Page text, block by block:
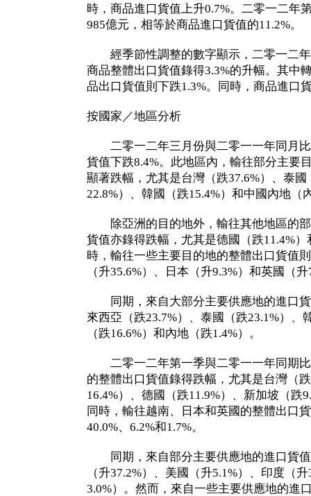
時，商品進口貨值上升0.7%。二零一二年
985億元，相等於商品進口貨值的11.2%。
經季節性調整的數字顯示，二零一二年
商品整體出口貨值錄得3.3%的升幅。其中
品出口貨值則下跌1.3%。同時，商品進口
按國家／地區分析
二零一二年三月份與二零一一年同月比
貨值下跌8.4%。此地區內，輸往部分主要
顯著跌幅，尤其是台灣（跌37.6%）、泰
22.8%）、韓國（跌15.4%）和中國內地（
除亞洲的目的地外，輸往其他地區的部
貨值亦錄得跌幅，尤其是德國（跌11.4%
時，輸往一些主要目的地的整體出口貨值
（升35.6%）、日本（升9.3%）和英國（
同期，來自大部分主要供應地的進口貨
來西亞（跌23.7%）、泰國（跌23.1%）、
（跌16.6%）和內地（跌1.4%）。
二零一二年第一季與二零一一年同期比
的整體出口貨值錄得跌幅，尤其是台灣（
16.4%）、德國（跌11.9%）、新加坡（跌
同時，輸往越南、日本和英國的整體出口
40.0%、6.2%和1.7%。
同期，來自部分主要供應地的進口貨值
（升37.2%）、美國（升5.1%）、印度（
3.0%）。然而，來自一些主要供應地的進